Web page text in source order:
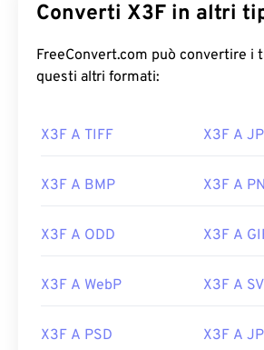
Converti X3F in
FreeConvert.com può convertire i tuoi
questi altri formati:
X3F A TIFF X3F A
X3F A BMP X3F A
X3F A ODD X3F A
X3F A WebP X3F A
X3F A PSD X3F A